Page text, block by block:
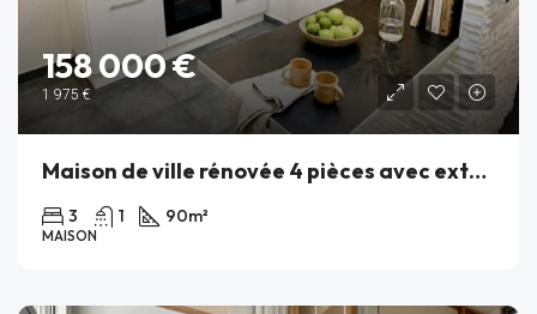
158 000 €
1 975 €
Maison de ville rénovée 4 pièces avec extérieur – Tourcoing – Pont de Neuville
3 1 90m²
MAISON